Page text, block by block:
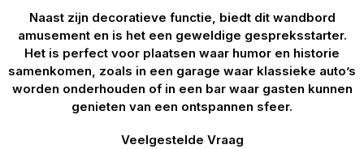
Naast zijn decoratieve functie, biedt dit wandbord
amusement en is het een geweldige gespreksstarter.
Het is perfect voor plaatsen waar humor en historie
samenkomen, zoals in een garage waar klassieke auto’s
worden onderhouden of in een bar waar gasten kunnen
genieten van een ontspannen sfeer.
Veelgestelde Vraag